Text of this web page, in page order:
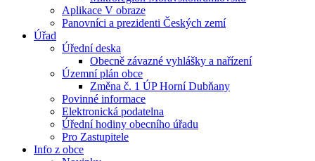
Aplikace V obraze
Panovníci a prezidenti Českých zemí
Úřad
Úřední deska
Obecně závazné vyhlášky a nařízení
Územní plán obce
Změna č. 1 ÚP Horní Dubňany
Povinné informace
Elektronická podatelna
Úřední hodiny obecního úřadu
Pro Zastupitele
Info z obce